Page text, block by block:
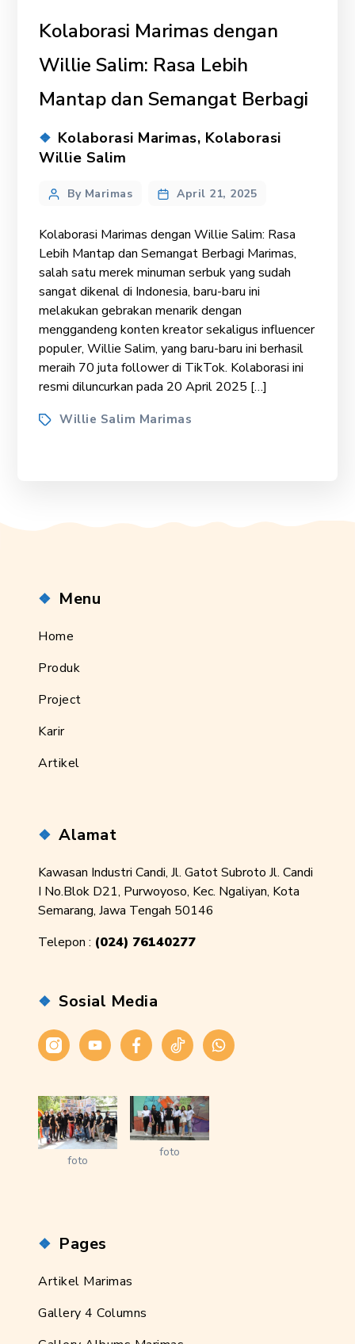
Kolaborasi Marimas dengan
Willie Salim: Rasa Lebih
Mantap dan Semangat Berbagi
Categories
Kolaborasi Marimas, Kolaborasi
Willie Salim
PostBy Marimas April 21, 2025
Kolaborasi Marimas dengan Willie Salim: Rasa
Lebih Mantap dan Semangat Berbagi Marimas,
salah satu merek minuman serbuk yang sudah
sangat dikenal di Indonesia, baru-baru ini
melakukan gebrakan menarik dengan
menggandeng konten kreator sekaligus influencer
populer, Willie Salim, yang baru-baru ini berhasil
meraih 70 juta follower di TikTok. Kolaborasi ini
resmi diluncurkan pada 20 April 2025 […]
TagsWillie Salim Marimas
Menu
Home
Produk
Project
Karir
Artikel
Alamat
Kawasan Industri Candi, Jl. Gatot Subroto Jl. Candi
I No.Blok D21, Purwoyoso, Kec. Ngaliyan, Kota
Semarang, Jawa Tengah 50146
Telepon : (024) 76140277
Sosial Media
InstagramYoutubeFacebookTiktok WhatsApp
foto
foto
Pages
Artikel Marimas
Gallery 4 Columns